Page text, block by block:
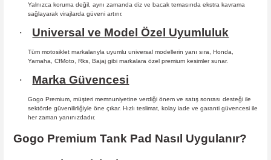
Yalnızca koruma değil, aynı zamanda diz ve bacak temasında ekstra kavrama
sağlayarak virajlarda güveni artırır.
· Universal ve Model Özel Uyumluluk
Tüm motosiklet markalarıyla uyumlu universal modellerin yanı sıra, Honda,
Yamaha, CfMoto, Rks, Bajaj gibi markalara özel premium kesimler sunar.
· Marka Güvencesi
Gogo Premium, müşteri memnuniyetine verdiği önem ve satış sonrası desteği ile
sektörde güvenilirliğiyle öne çıkar. Hızlı teslimat, kolay iade ve garanti güvencesi ile
her zaman yanınızdadır.
Gogo Premium Tank Pad Nasıl Uygulanır?